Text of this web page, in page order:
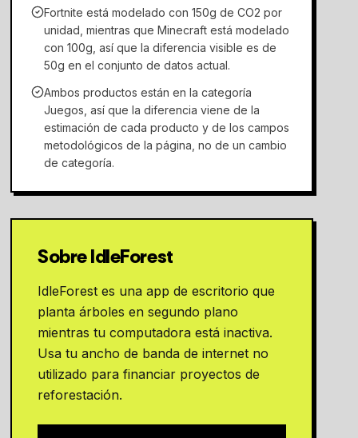
Fortnite está modelado con 150g de CO2 por
unidad, mientras que Minecraft está modelado
con 100g, así que la diferencia visible es de
50g en el conjunto de datos actual.
Ambos productos están en la categoría
Juegos, así que la diferencia viene de la
estimación de cada producto y de los campos
metodológicos de la página, no de un cambio
de categoría.
Sobre IdleForest
IdleForest es una app de escritorio que
planta árboles en segundo plano
mientras tu computadora está inactiva.
Usa tu ancho de banda de internet no
utilizado para financiar proyectos de
reforestación.